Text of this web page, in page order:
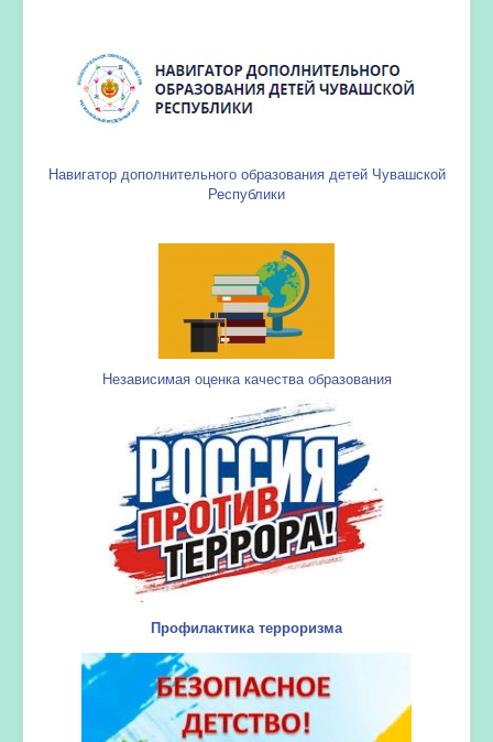
Навигатор дополнительного образования детей Чувашской
Республики
Независимая оценка качества образования
Профилактика терроризма